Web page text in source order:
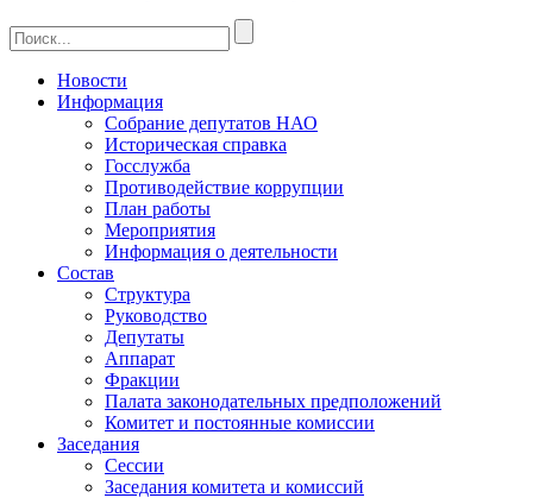
Новости
Информация
Собрание депутатов НАО
Историческая справка
Госслужба
Противодействие коррупции
План работы
Мероприятия
Информация о деятельности
Состав
Структура
Руководство
Депутаты
Аппарат
Фракции
Палата законодательных предположений
Комитет и постоянные комиссии
Заседания
Сессии
Заседания комитета и комиссий